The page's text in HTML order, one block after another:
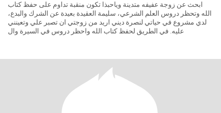
ابحث عن زوجة عفيفه متدينة وياحبذا تكون منقبة تداوم على حفظ كتاب
الله وتحظر دروس العلم الشرعي، سليمة العقيدة بعيدة عن الشرك والبدع،
لدي مشروع في حياتي لنصرة ديني اريد من زوجتي ان تصبر علي وتعينني
عليه. في الطريق لحفظ كتاب الله واحظر دروس في السيرة وال